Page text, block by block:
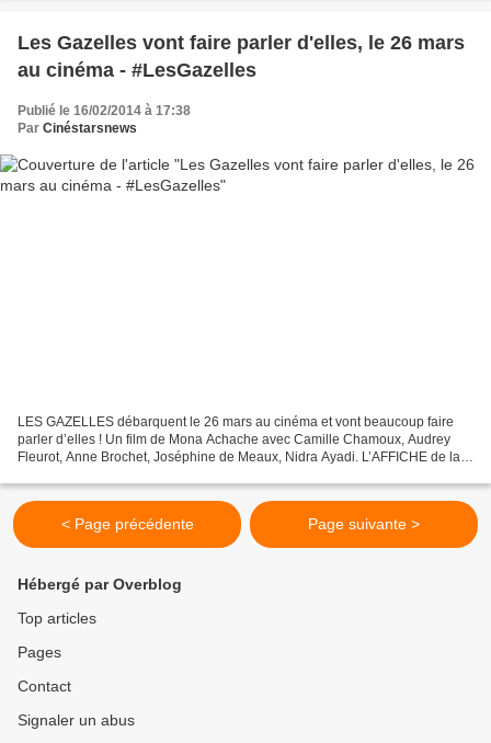
Les Gazelles vont faire parler d'elles, le 26 mars
au cinéma - #LesGazelles
Publié le 16/02/2014 à 17:38
Par Cinéstarsnews
LES GAZELLES débarquent le 26 mars au cinéma et vont beaucoup faire
parler d’elles ! Un film de Mona Achache avec Camille Chamoux, Audrey
Fleurot, Anne Brochet, Joséphine de Meaux, Nidra Ayadi. L’AFFICHE de la
< Page précédente Page suivante >
Hébergé par Overblog
Top articles
Pages
Contact
Signaler un abus